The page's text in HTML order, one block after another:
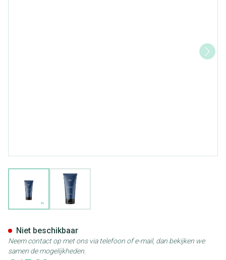
View larger imageView larger image
Niet beschikbaar
Neem contact op met ons via telefoon of e-mail, dan bekijken we
samen de mogelijkheden.